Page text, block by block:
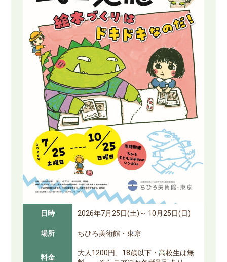
日時
2026年7月25日(土)～ 10月25日(日)
場所
ちひろ美術館・東京
料金
大人1200円、18歳以下・高校生は無